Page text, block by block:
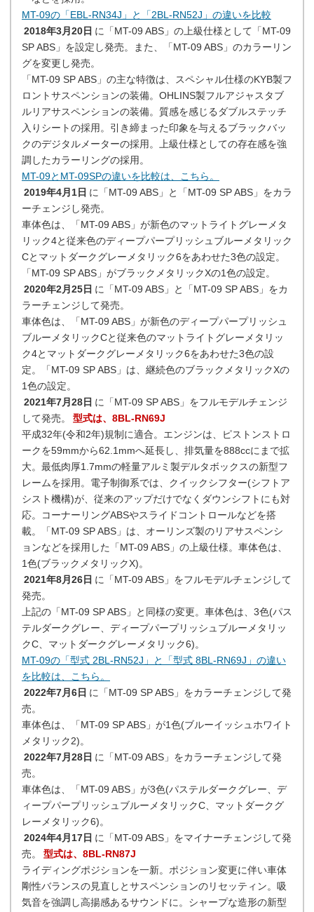
MT-09の「EBL-RN34J」と「2BL-RN52J」の違いを比較
2018年3月20日 に「MT-09 ABS」の上級仕様として「MT-09
SP ABS」を設定し発売。また、「MT-09 ABS」のカラーリン
グを変更し発売。
「MT-09 SP ABS」の主な特徴は、スペシャル仕様のKYB製フ
ロントサスペンションの装備。OHLINS製フルアジャスタブ
ルリアサスペンションの装備。質感を感じるダブルステッチ
入りシートの採用。引き締まった印象を与えるブラックバッ
クのデジタルメーターの採用。上級仕様としての存在感を強
調したカラーリングの採用。
MT-09とMT-09SPの違いを比較は、こちら。
2019年4月1日 に「MT-09 ABS」と「MT-09 SP ABS」をカラ
ーチェンジし発売。
車体色は、「MT-09 ABS」が新色のマットライトグレーメタ
リック4と従来色のディープパープリッシュブルーメタリック
Cとマットダークグレーメタリック6をあわせた3色の設定。
「MT-09 SP ABS」がブラックメタリックXの1色の設定。
2020年2月25日 に「MT-09 ABS」と「MT-09 SP ABS」をカ
ラーチェンジして発売。
車体色は、「MT-09 ABS」が新色のディープパープリッシュ
ブルーメタリックCと従来色のマットライトグレーメタリッ
ク4とマットダークグレーメタリック6をあわせた3色の設
定。「MT-09 SP ABS」は、継続色のブラックメタリックXの
1色の設定。
2021年7月28日 に「MT-09 SP ABS」をフルモデルチェンジ
して発売。
型式は、8BL-RN69J
平成32年(令和2年)規制に適合。エンジンは、ピストンストロ
ークを59mmから62.1mmへ延長し、排気量を888ccにまで拡
大。最低肉厚1.7mmの軽量アルミ製デルタボックスの新型フ
レームを採用。電子制御系では、クイックシフター(シフトア
シスト機構)が、従来のアップだけでなくダウンシフトにも対
応。コーナーリングABSやスライドコントロールなどを搭
載。「MT-09 SP ABS」は、オーリンズ製のリアサスペンシ
ョンなどを採用した「MT-09 ABS」の上級仕様。車体色は、
1色(ブラックメタリックX)。
2021年8月26日 に「MT-09 ABS」をフルモデルチェンジして
発売。
上記の「MT-09 SP ABS」と同様の変更。車体色は、3色(パス
テルダークグレー、ディープパープリッシュブルーメタリッ
クC、マットダークグレーメタリック6)。
MT-09の「型式 2BL-RN52J」と「型式 8BL-RN69J」の違い
を比較は、こちら。
2022年7月6日 に「MT-09 SP ABS」をカラーチェンジして発
売。
車体色は、「MT-09 SP ABS」が1色(ブルーイッシュホワイト
メタリック2)。
2022年7月28日 に「MT-09 ABS」をカラーチェンジして発
売。
車体色は、「MT-09 ABS」が3色(パステルダークグレー、デ
ィープパープリッシュブルーメタリックC、マットダークグ
レーメタリック6)。
2024年4月17日 に「MT-09 ABS」をマイナーチェンジして発
売。
型式は、8BL-RN87J
ライディングポジションを一新。ポジション変更に伴い車体
剛性バランスの見直しとサスペンションのリセッティン。吸
気音を強調し高揚感あるサウンドに。シャープな造形の新型